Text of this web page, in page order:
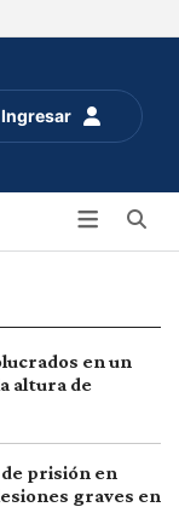
Ingresar
en un
altura de
de prisión en
graves en